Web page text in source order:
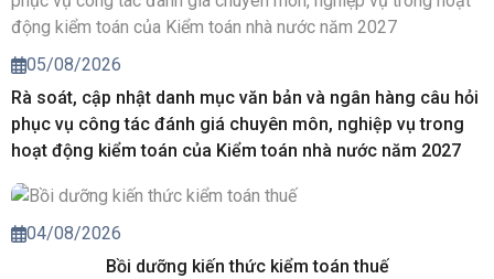
05/08/2026
Rà soát, cập nhật danh mục văn bản và ngân hàng câu hỏi
phục vụ công tác đánh giá chuyên môn, nghiệp vụ trong
hoạt động kiểm toán của Kiểm toán nhà nước năm 2027
04/08/2026
Bồi dưỡng kiến thức kiểm toán thuế